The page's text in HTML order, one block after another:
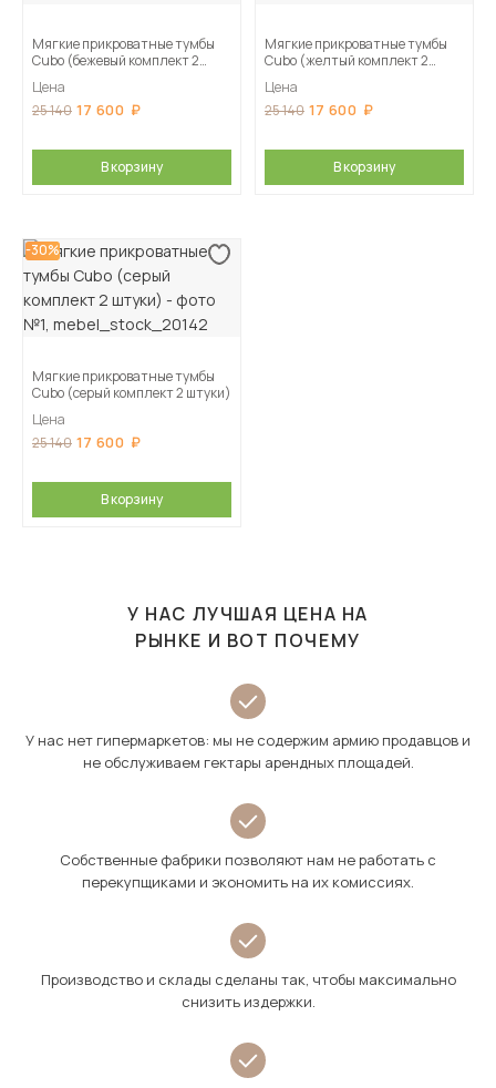
Мягкие прикроватные тумбы
Cubo (бежевый комплект 2
Цена
25 140 17 600
В корзину
Мягкие прикроватные тумбы
Cubo (желтый комплект 2
Цена
25 140 17 600
В корзину
-30%
Мягкие прикроватные тумбы
Cubo (серый комплект 2 штуки)
Цена
25 140 17 600
В корзину
У НАС ЛУЧШАЯ ЦЕНА НА
РЫНКЕ И ВОТ ПОЧЕМУ
У нас нет гипермаркетов: мы не содержим армию продавцов и
не обслуживаем гектары арендных площадей.
Собственные фабрики позволяют нам не работать с
перекупщиками и экономить на их комиссиях.
Производство и склады сделаны так, чтобы максимально
снизить издержки.